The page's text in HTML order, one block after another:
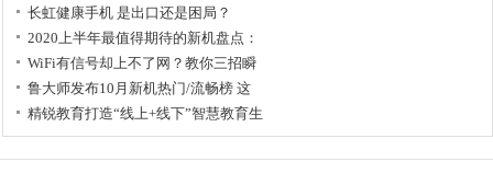
长虹健康手机 是出口还是困局？
2020上半年最值得期待的新机盘点：
WiFi有信号却上不了网？教你三招瞬
鲁大师发布10月新机热门/流畅榜 这
精锐教育打造“线上+线下”智慧教育生